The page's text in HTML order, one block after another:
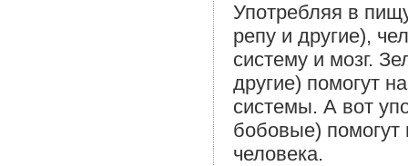
Употребляя в
репу и другие),
систему и мозг.
другие) помогут
системы. А вот
бобовые) помогут
человека.